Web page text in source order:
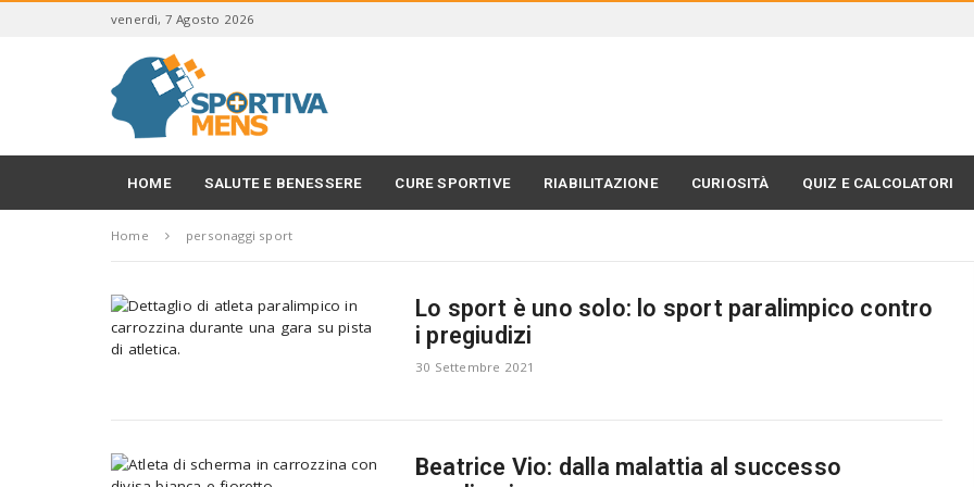
a
n
venerdì, 7 Agosto 2026
v
a
s
HOME SALUTE E BENESSERE CURE SPORTIVE RIABILITAZIONE CURIOSITÀ QUIZ E CALCOLATORI
Home personaggi sport
Lo sport è uno solo: lo sport paralimpico contro
i pregiudizi
30 Settembre 2021
Beatrice Vio: dalla malattia al successo